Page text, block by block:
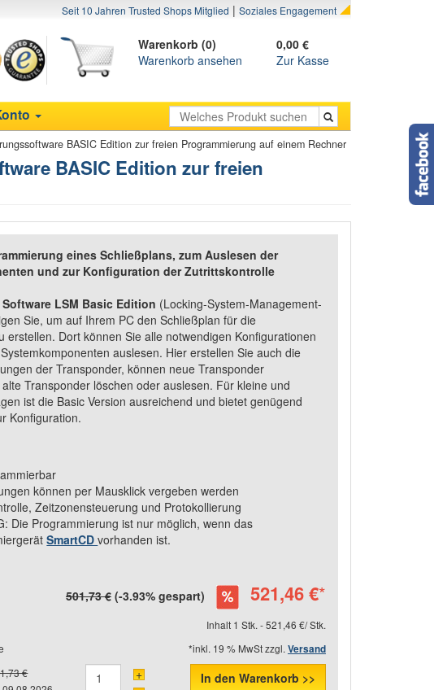
Seit 10 Jahren Trusted Shops Mitglied | Soziales Engagement
Warenkorb (0)
0,00 €
Warenkorb ansehen
Zur Kasse
BASIC Edition zur freien Programmierung auf einem Rechner
BASIC Edition zur freien
eines Schließplans, zum Auslesen der
und zur Konfiguration der Zutrittskontrolle
Software LSM Basic Edition (Locking-System-Management-
Sie, um auf Ihrem PC den Schließplan für die
erstellen. Dort können Sie alle notwendigen Konfigurationen
auslesen. Hier erstellen Sie auch die
der Transponder, können neue Transponder
Transponder löschen oder auslesen. Für kleine und
ist die Basic Version ausreichend und bietet genügend
Konfiguration.
können per Mausklick vergeben werden
Zeitzonensteuerung und Protokollierung
Die Programmierung ist nur möglich, wenn das
SmartCDvorhanden ist.
501,73 €(-3.93% gespart) 521,46 €*
Inhalt 1 Stk. - 521,46 €/ Stk.
*inkl. 19 % MwSt zzgl.Versand
€
+
In den Warenkorb >>